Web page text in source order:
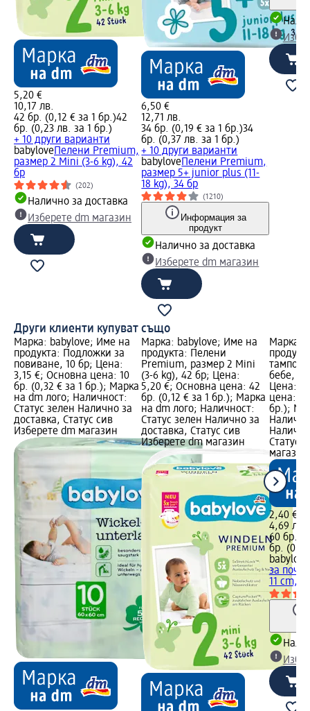
5,20 €
10,17 лв.
42 бр. (0,12 € за 1 бр.)42
бр. (0,23 лв. за 1 бр.)
+ 10 други варианти
babylove Пелени Premium,
размер 2 Мini (3-6 kg), 42
бр
(202)
Налично за доставка
Изберете dm магазин
6,50 €
12,71 лв.
34 бр. (0,19 € за 1 бр.)34
бр. (0,37 лв. за 1 бр.)
+ 10 други варианти
babylove Пелени Premium,
размер 5+ junior plus (11-
18 kg), 34 бр
(1210)
Информация за
продукт
Налично за доставка
Изберете dm магазин
Други клиенти купуват също
Марка: babylove; Име на
продукта: Подложки за
повиване, 10 бр; Цена:
3,15 €; Основна цена: 10
бр. (0,32 € за 1 бр.); Марка
на dm лого; Наличност:
Статус зелен Налично за
доставка, Статус сив
Изберете dm магазин
Марка: babylove; Име на
продукта: Пелени
Premium, размер 2 Мini
(3-6 kg), 42 бр; Цена:
5,20 €; Основна цена: 42
бр. (0,12 € за 1 бр.); Марка
на dm лого; Наличност:
Статус зелен Налично за
доставка, Статус сив
Изберете dm магазин
Марка:
бебе, 9
Цена:
цена:
бр.);
Статус
магазин
2,40 €
4,69 лв.
60 бр.
бр.
babylove
за
11 cm,